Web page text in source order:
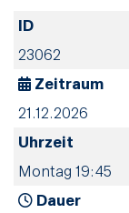
ID
23062
Zeitraum
21.12.2026
Uhrzeit
Montag 19:45
Dauer